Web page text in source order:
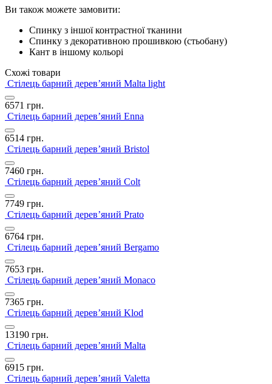
Ви також можете замовити:
Спинку з іншої контрастної тканини
Спинку з декоративною прошивкою (стьобану)
Кант в іншому кольорі
Схожі товари
Стілець барний дерев’яний Malta light
6571 грн.
Стілець барний дерев’яний Enna
6514 грн.
Стілець барний дерев’яний Bristol
7460 грн.
Стілець барний дерев’яний Colt
7749 грн.
Стілець барний дерев’яний Prato
6764 грн.
Стілець барний дерев’яний Bergamo
7653 грн.
Стілець барний дерев’яний Monaco
7365 грн.
Стілець барний дерев’яний Klod
13190 грн.
Стілець барний дерев’яний Malta
6915 грн.
Стілець барний дерев’яний Valetta